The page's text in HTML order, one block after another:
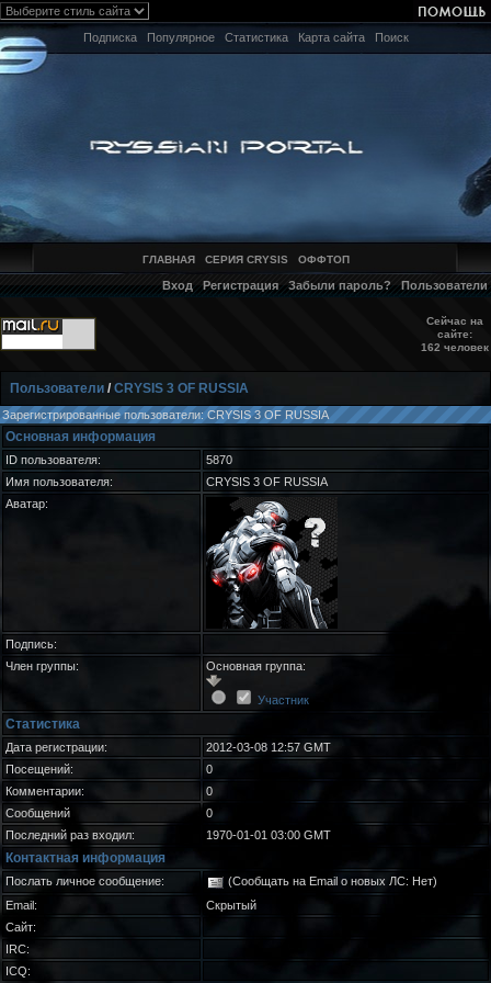
Подписка Популярное Статистика Карта сайта Поиск
ГЛАВНАЯ СЕРИЯ CRYSIS ОФФТОП
Вход Регистрация Забыли пароль? Пользователи
Сейчас на
сайте:
162 человек
Пользователи /CRYSIS 3 OF RUSSIA
Зарегистрированные пользователи: CRYSIS 3 OF RUSSIA
Основная информация
ID пользователя:
5870
Имя пользователя:
CRYSIS 3 OF RUSSIA
Аватар:
Подпись:
Член группы:
Основная группа:
Участник
Статистика
Дата регистрации:
2012-03-08 12:57 GMT
Посещений:
0
Комментарии:
0
Сообщений
0
Последний раз входил:
1970-01-01 03:00 GMT
Контактная информация
Послать личное сообщение:
(Сообщать на Email о новых ЛС: Нет)
Email:
Скрытый
Сайт:
IRC:
ICQ: